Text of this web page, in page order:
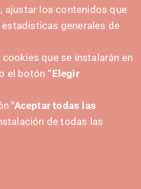
ajustar los contenidos que
generales de
que se instalarán en
el botón “Elegir
"Aceptar todas las
de todas las